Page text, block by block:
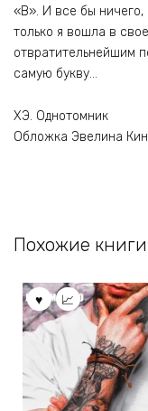
«В». И все бы ничего,
только я вошла в
отвратительнейшим
самую букву…
ХЭ. Однотомник
Обложка Эвелина
Похожие книги